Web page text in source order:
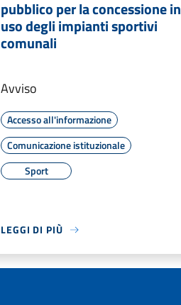
pubblico per la concessione in
uso degli impianti sportivi
comunali
Avviso
Accesso all'informazione
Comunicazione istituzionale
Sport
LEGGI DI PIÙ